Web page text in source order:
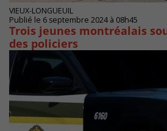
VIEUX-LONGUEUIL
Publié le 6 septembre 2024 à 08h45
Trois jeunes montréalais
des policiers